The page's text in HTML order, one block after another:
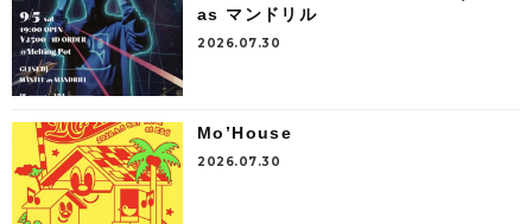
as マンドリル
2026.07.30
Mo’House
2026.07.30